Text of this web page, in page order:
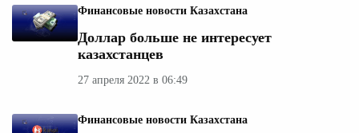
Финансовые новости Казахстана
Доллар больше не интересует
казахстанцев
27 апреля 2022 в 06:49
Финансовые новости Казахстана